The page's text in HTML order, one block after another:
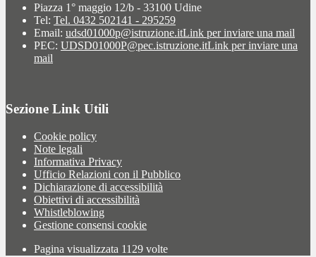
Piazza 1° maggio 12/b - 33100 Udine
Tel: Tel. 0432 502141 - 295259
Email: udsd01000p@istruzione.itLink per inviare una mail
PEC: UDSD01000P@pec.istruzione.itLink per inviare una
mail
Sezione Link Utili
Cookie policy
Note legali
Informativa Privacy
Ufficio Relazioni con il Pubblico
Dichiarazione di accessibilità
Obiettivi di accessibilità
Whistleblowing
Gestione consensi cookie
Pagina visualizzata 1129 volte